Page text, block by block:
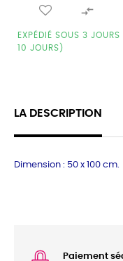

EXPÉDIÉ SOUS 3
10 JOURS)
LA DESCRIPTION
Dimension : 50 x 100 cm.
Paiement